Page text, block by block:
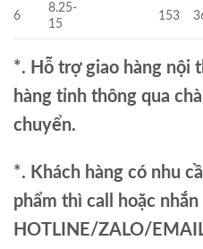
6
8.25-
15
153
*. Hỗ trợ giao hàng nội
hàng tỉnh thông qua
chuyển.
*. Khách hàng có nhu
phẩm thì call hoặc
HOTLINE/ZALO/